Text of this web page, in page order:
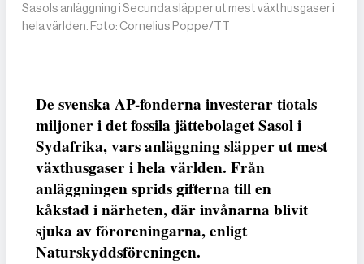
Sasols anläggning i Secunda släpper ut mest växthusgaser i
hela världen. Foto: Cornelius Poppe/TT
De svenska AP-fonderna investerar tiotals
miljoner i det fossila jättebolaget Sasol i
Sydafrika, vars anläggning släpper ut mest
växthusgaser i hela världen. Från
anläggningen sprids gifterna till en
kåkstad i närheten, där invånarna blivit
sjuka av föroreningarna, enligt
Naturskyddsföreningen.